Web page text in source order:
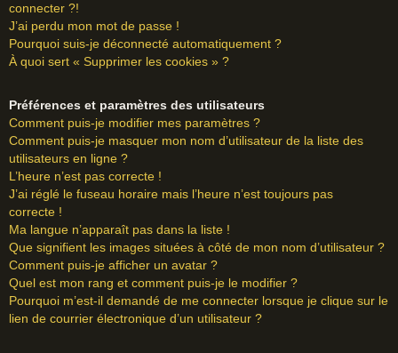
connecter ?!
J’ai perdu mon mot de passe !
Pourquoi suis-je déconnecté automatiquement ?
À quoi sert « Supprimer les cookies » ?
Préférences et paramètres des utilisateurs
Comment puis-je modifier mes paramètres ?
Comment puis-je masquer mon nom d’utilisateur de la liste des
utilisateurs en ligne ?
L’heure n’est pas correcte !
J’ai réglé le fuseau horaire mais l’heure n’est toujours pas
correcte !
Ma langue n’apparaît pas dans la liste !
Que signifient les images situées à côté de mon nom d’utilisateur ?
Comment puis-je afficher un avatar ?
Quel est mon rang et comment puis-je le modifier ?
Pourquoi m’est-il demandé de me connecter lorsque je clique sur le
lien de courrier électronique d’un utilisateur ?